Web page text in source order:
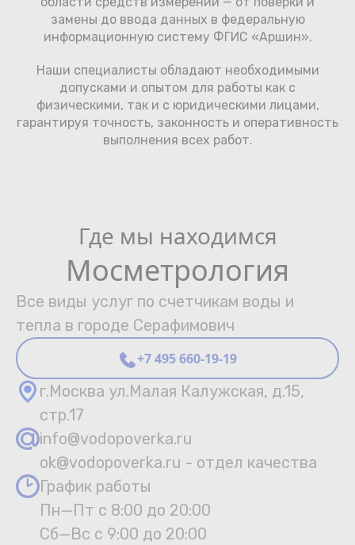
замены до ввода данных в федеральную
информационную систему ФГИС «Аршин».
Наши специалисты обладают необходимыми
допусками и опытом для работы как с
физическими, так и с юридическими лицами,
гарантируя точность, законность и оперативность
выполнения всех работ.
Где мы находимся
Мосметрология
Все виды услуг по счетчикам воды и
тепла в городе Серафимович
+7 495 660-19-19
г.Москва ул.Малая Калужская, д.15,
стр.17
info@vodopoverka.ru
ok@vodopoverka.ru - отдел качества
График работы
Пн—Пт с 8:00 до 20:00
Сб—Вс с 9:00 до 20:00